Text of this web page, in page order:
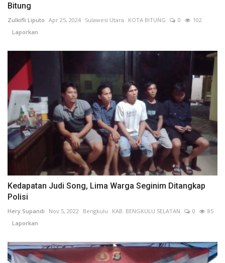
Bitung
Zulkifli Liputo Apr 25, 2024 Sulawesi Utara KOTA BITUNG 0
102
Laporkan
Kedapatan Judi Song, Lima Warga Seginim Ditangkap
Polisi
Hery Supandi Nov 5, 2022 Bengkulu KAB. BENGKULU SELATAN 0
85
Laporkan